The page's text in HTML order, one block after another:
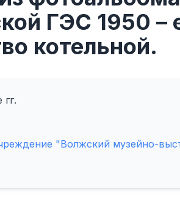
ГЭС 1950 –
котельной.
гг.
"Волжский музейно-